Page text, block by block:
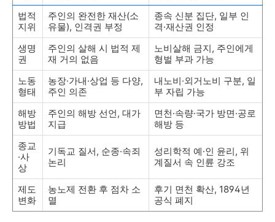
법적
지위
주인의 완전한 재산(소
유물), 인격권 부정
종속 신분 집단, 일부 인
격·재산권 인정
생명
권
주인의 살해 시 법적 제
재 거의 없음
노비살해 금지, 주인에게
형벌 부과 가능
노동
형태
농장·가내·상업 등 다양,
주인 의존
내노비·외거노비 구분, 일
부 자립 가능
해방
방법
주인의 해방 선언, 대가
지급
면천·속량·국가 방면·공로
해방 등
종교
·사
상
기독교 질서, 순종·속죄
논리
성리학적 예·인 윤리, 위
계질서 속 인륜 강조
제도
변화
농노제 전환 후 점차 소
멸
후기 면천 확산, 1894년
공식 폐지